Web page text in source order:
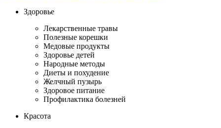
Здоровье
Лекарственные травы
Полезные корешки
Медовые продукты
Здоровье детей
Народные методы
Диеты и похудение
Желчный пузырь
Здоровое питание
Профилактика болезней
Красота